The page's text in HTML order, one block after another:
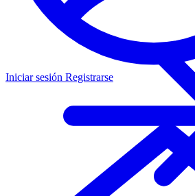
Iniciar sesión Registrarse